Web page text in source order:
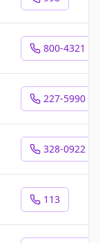
800-4321
227-5990
328-0922
113